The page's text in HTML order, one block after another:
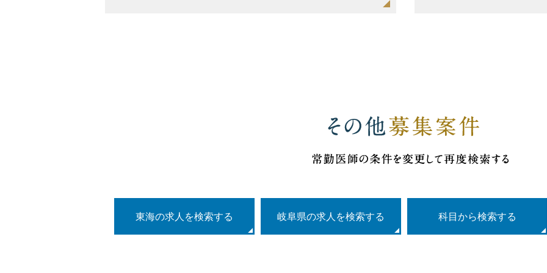
東海の求人を検索する 岐阜県の求人を検索する 科目 から検索する